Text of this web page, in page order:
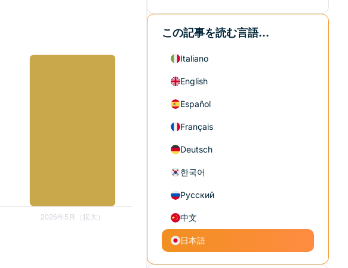
この記事を読む言語...
Italiano
English
Español
Français
Deutsch
한국어
Русский
中文
日本語